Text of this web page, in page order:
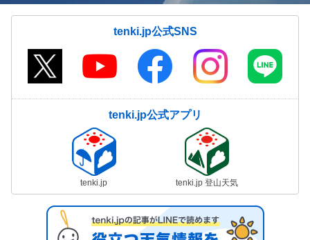
tenki.jp公式SNS
tenki.jp公式アプリ
tenki.jp tenki.jp 登山天気